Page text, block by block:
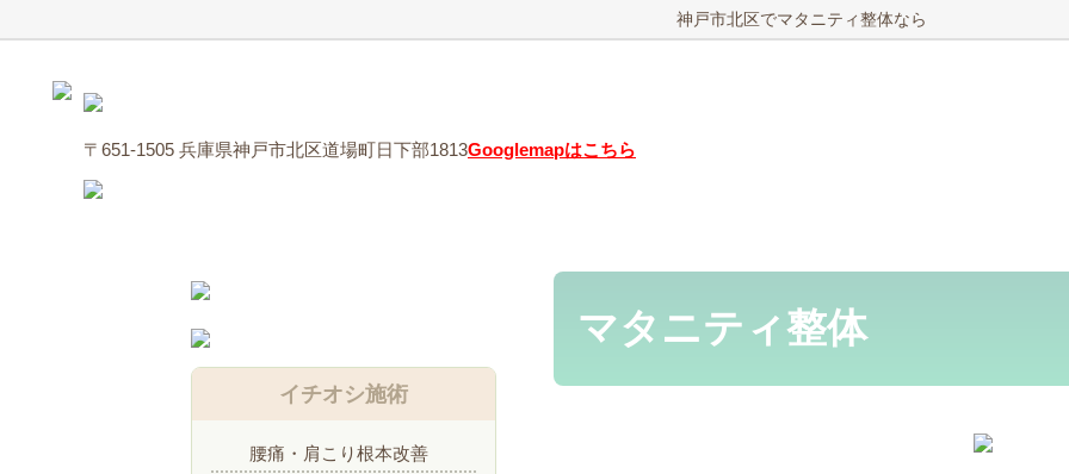
神戸市北区でマタニティ整体なら
〒651-1505 兵庫県神戸市北区道場町日下部1813Googlemapはこちら
マタニティ整体
イチオシ施術
腰痛・肩こり根本改善